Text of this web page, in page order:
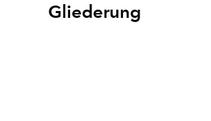
Gliederung